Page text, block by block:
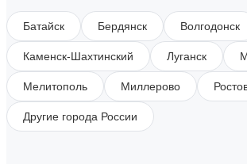
Батайск Бердянск Волгодонск
Каменск-Шахтинский Луганск
Мелитополь Миллерово
Другие города России